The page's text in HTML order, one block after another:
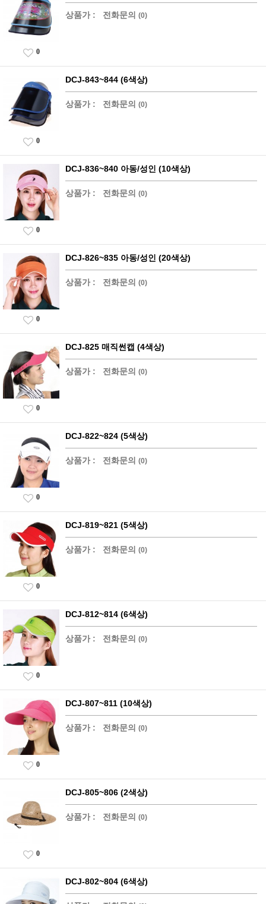
상품가 : 전화문의 (0)
0
DCJ-843~844 (6색상)
상품가 : 전화문의 (0)
0
DCJ-836~840 아동/성인 (10색상)
상품가 : 전화문의 (0)
0
DCJ-826~835 아동/성인 (20색상)
상품가 : 전화문의 (0)
0
DCJ-825 매직썬캡 (4색상)
상품가 : 전화문의 (0)
0
DCJ-822~824 (5색상)
상품가 : 전화문의 (0)
0
DCJ-819~821 (5색상)
상품가 : 전화문의 (0)
0
DCJ-812~814 (6색상)
상품가 : 전화문의 (0)
0
DCJ-807~811 (10색상)
상품가 : 전화문의 (0)
0
DCJ-805~806 (2색상)
상품가 : 전화문의 (0)
0
DCJ-802~804 (6색상)